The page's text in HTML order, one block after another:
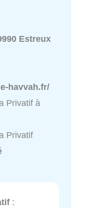
Estreux
havvah.fr/
Privatif à
Privatif
: